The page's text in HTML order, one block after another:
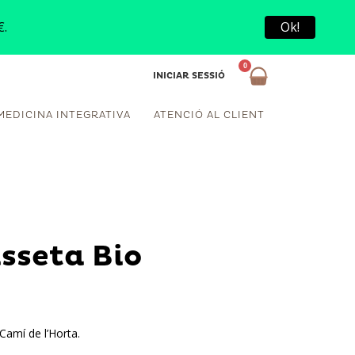
INICIAR SESSIÓ
INTEGRATIVA ATENCIÓ AL CLIENT
Bio
de l’Horta.
Ok!